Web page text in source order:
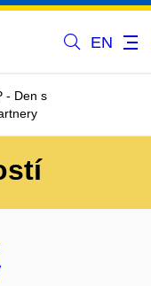
EN
- Den s